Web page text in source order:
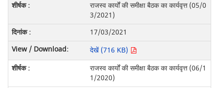
राजस्व कार्यों की समीक्षा बैठक का कार्यवृत्त (05/0
3/2021)
17/03/2021
देखें (716 KB)
राजस्व कार्यों की समीक्षा बैठक का कार्यवृत्त (06/1
1/2020)